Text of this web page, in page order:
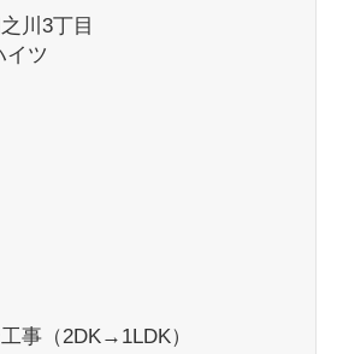
川3丁目
イツ
事（2DK→1LDK）